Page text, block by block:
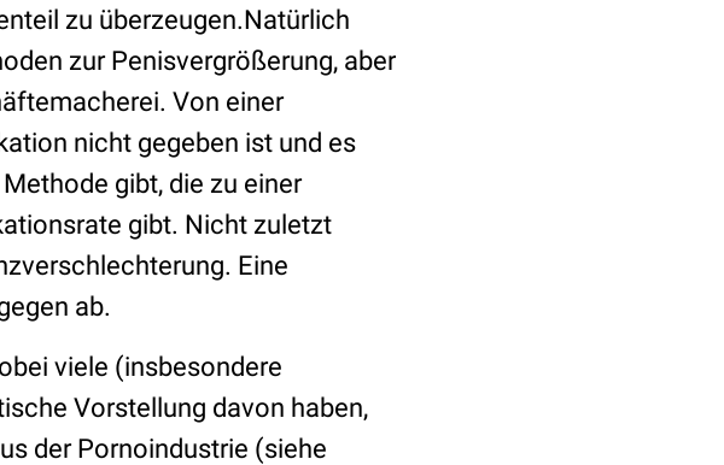
zu überzeugen.Natürlich
zur Penisvergrößerung, aber
Von einer
nicht gegeben ist und es
gibt, die zu einer
gibt. Nicht zuletzt
Eine
ab.
viele (insbesondere
Vorstellung davon haben,
der Pornoindustrie (siehe